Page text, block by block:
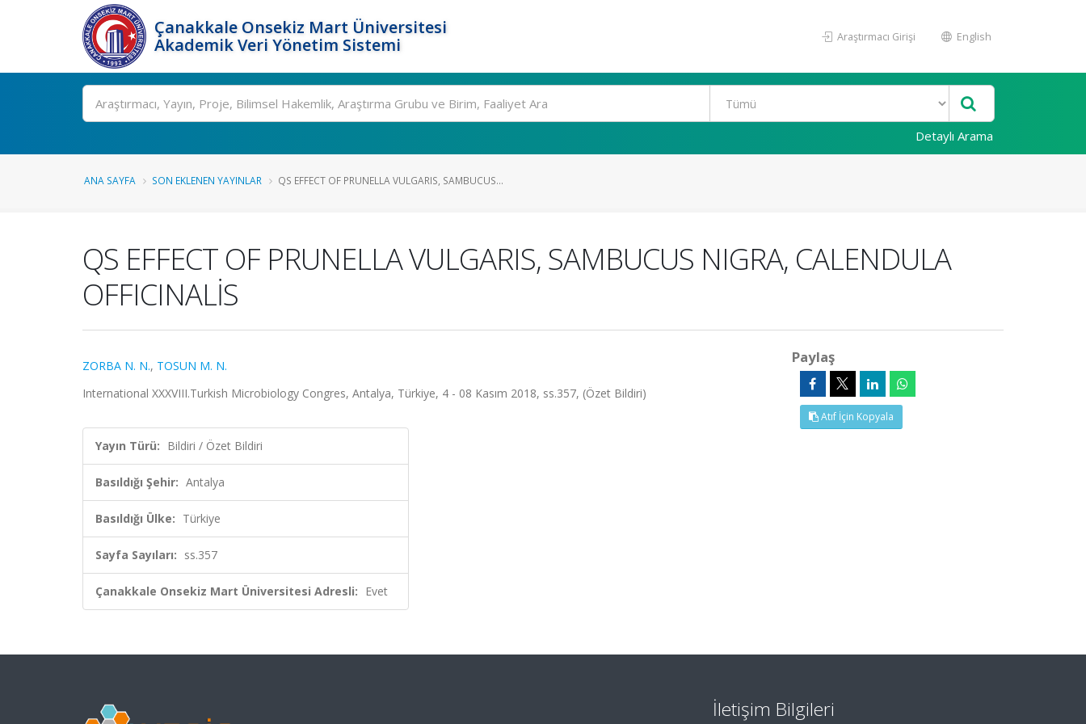
Çanakkale Onsekiz Mart Üniversitesi
Akademik Veri Yönetim Sistemi
Araştırmacı Girişi English
Ara
Detaylı Arama
ANA SAYFA SON EKLENEN YAYINLAR QS EFFECT OF PRUNELLA VULGARIS, SAMBUCUS...
QS EFFECT OF PRUNELLA VULGARIS, SAMBUCUS NIGRA, CALENDULA
OFFICINALİS
ZORBA N. N., TOSUN M. N.
International XXXVIII.Turkish Microbiology Congres, Antalya, Türkiye, 4 - 08 Kasım 2018, ss.357, (Özet Bildiri)
Yayın Türü: Bildiri / Özet Bildiri
Basıldığı Şehir: Antalya
Basıldığı Ülke: Türkiye
Sayfa Sayıları: ss.357
Çanakkale Onsekiz Mart Üniversitesi Adresli: Evet
Paylaş
Atıf İçin Kopyala
İletişim Bilgileri